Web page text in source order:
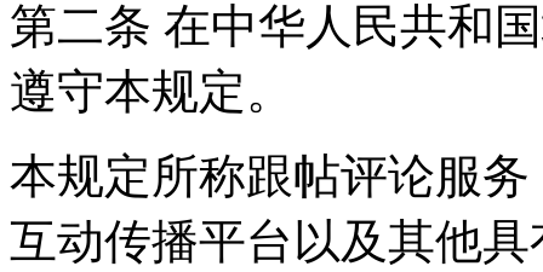
第二条 在中华人民共和
遵守本规定。
本规定所称跟帖评论服
互动传播平台以及其他